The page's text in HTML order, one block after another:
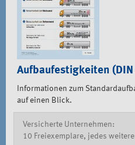
Aufbaufestigkeiten (DIN
Informationen zum
auf einen Blick.
Versicherte Unternehmen:
10 Freiexemplare, jedes